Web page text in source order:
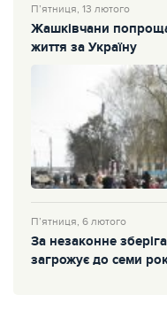
П’ятниця, 13 лютого
Жашківчани
життя за Україну
П’ятниця, 6 лютого
За незаконне
загрожує до семи